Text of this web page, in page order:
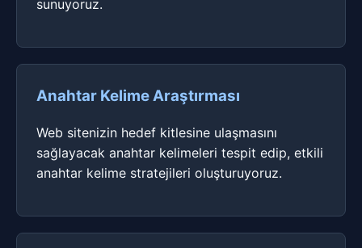
sunuyoruz.
Anahtar Kelime Araştırması
Web sitenizin hedef kitlesine ulaşmasını
sağlayacak anahtar kelimeleri tespit edip, etkili
anahtar kelime stratejileri oluşturuyoruz.